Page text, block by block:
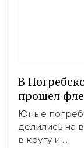
В
прошел
Юные
делились на
в кругу и ...